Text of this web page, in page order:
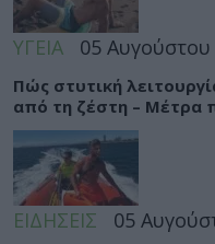
ΥΓΕΙΑ 05 Αυγούστου
Πώς στυτική
από τη ζέστη – Μέτρα
ΕΙΔΗΣΕΙΣ 05